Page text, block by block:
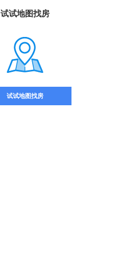
试试地图找房
试试地图找房